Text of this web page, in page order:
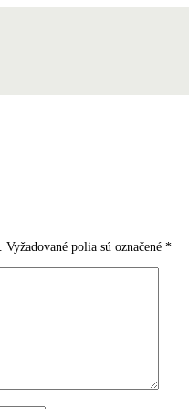
Vyžadované polia sú označené *